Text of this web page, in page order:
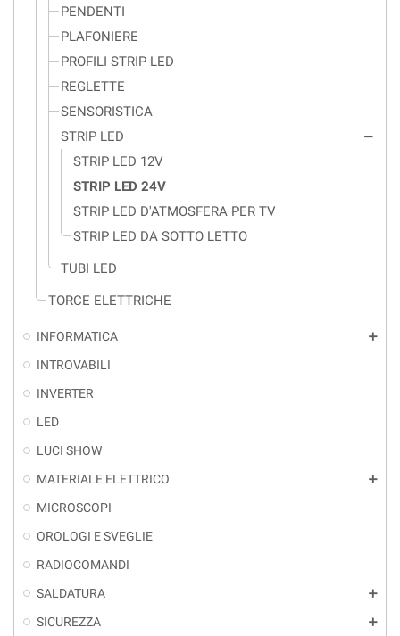
PENDENTI
PLAFONIERE
PROFILI STRIP LED
REGLETTE
SENSORISTICA
STRIP LED
remove
STRIP LED 12V
STRIP LED 24V
STRIP LED D'ATMOSFERA PER TV
STRIP LED DA SOTTO LETTO
TUBI LED
TORCE ELETTRICHE
INFORMATICA add
INTROVABILI
INVERTER
LED
LUCI SHOW
MATERIALE ELETTRICO
add
MICROSCOPI
OROLOGI E SVEGLIE
RADIOCOMANDI
SALDATURA
add
SICUREZZA add